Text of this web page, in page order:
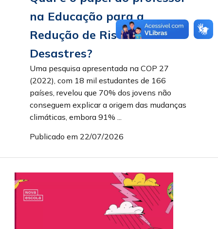
na Educação para a
Redução de Riscos e
Desastres?
Uma pesquisa apresentada na COP 27
(2022), com 18 mil estudantes de 166
países, revelou que 70% dos jovens não
conseguem explicar a origem das mudanças
climáticas, embora 91% ...
Publicado em 22/07/2026